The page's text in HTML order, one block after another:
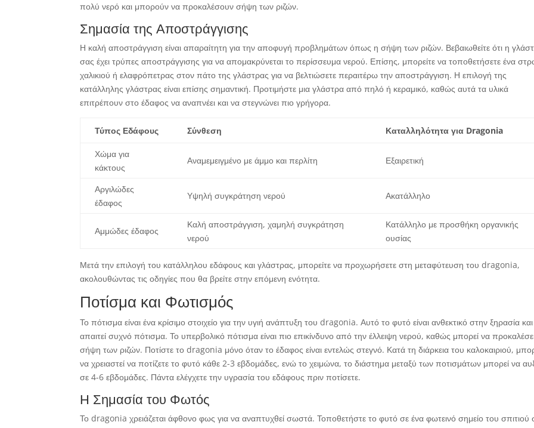
πολύ νερό και μπορούν να προκαλέσουν σήψη των ριζών.
Σημασία της Αποστράγγισης
Η καλή αποστράγγιση είναι απαραίτητη για την αποφυγή προβλημάτων όπως η σήψη των ριζών. Βεβαιωθείτε ότι η
σας έχει τρύπες αποστράγγισης για να απομακρύνεται το περίσσευμα νερού. Επίσης, μπορείτε να τοποθετήσετε ένα
χαλικιού ή ελαφρόπετρας στον πάτο της γλάστρας για να βελτιώσετε περαιτέρω την αποστράγγιση. Η επιλογή της
κατάλληλης γλάστρας είναι επίσης σημαντική. Προτιμήστε μια γλάστρα από πηλό ή κεραμικό, καθώς αυτά τα υλικά
επιτρέπουν στο έδαφος να αναπνέει και να στεγνώνει πιο γρήγορα.
Τύπος Εδάφους Σύνθεση Καταλληλότητα για Dragonia
Χώμα για
κάκτους
Αναμεμειγμένο με άμμο και περλίτη Εξαιρετική
Αργιλώδες
έδαφος
Υψηλή συγκράτηση νερού Ακατάλληλο
Αμμώδες έδαφος
Καλή αποστράγγιση, χαμηλή συγκράτηση
νερού
Κατάλληλο με προσθήκη οργανικής
ουσίας
Μετά την επιλογή του κατάλληλου εδάφους και γλάστρας, μπορείτε να προχωρήσετε στη μεταφύτευση του dragonia,
ακολουθώντας τις οδηγίες που θα βρείτε στην επόμενη ενότητα.
Ποτίσμα και Φωτισμός
Το πότισμα είναι ένα κρίσιμο στοιχείο για την υγιή ανάπτυξη του dragonia. Αυτό το φυτό είναι ανθεκτικό στην ξηρασία
απαιτεί συχνό πότισμα. Το υπερβολικό πότισμα είναι πιο επικίνδυνο από την έλλειψη νερού, καθώς μπορεί να
σήψη των ριζών. Ποτίστε το dragonia μόνο όταν το έδαφος είναι εντελώς στεγνό. Κατά τη διάρκεια του καλοκαιριού,
να χρειαστεί να ποτίζετε το φυτό κάθε 2-3 εβδομάδες, ενώ το χειμώνα, το διάστημα μεταξύ των ποτισμάτων μπορεί να
σε 4-6 εβδομάδες. Πάντα ελέγχετε την υγρασία του εδάφους πριν ποτίσετε.
Η Σημασία του Φωτός
Το dragonia χρειάζεται άφθονο φως για να αναπτυχθεί σωστά. Τοποθετήστε το φυτό σε ένα φωτεινό σημείο του σπιτιού